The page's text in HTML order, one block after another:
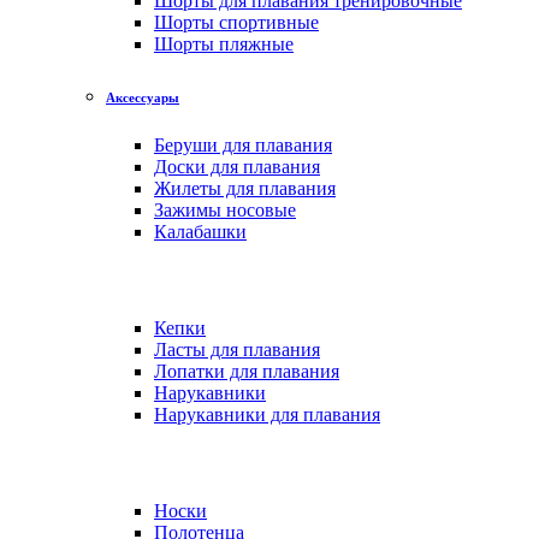
Шорты спортивные
Шорты пляжные
Аксессуары
Беруши для плавания
Доски для плавания
Жилеты для плавания
Зажимы носовые
Калабашки
Кепки
Ласты для плавания
Лопатки для плавания
Нарукавники
Нарукавники для плавания
Носки
Полотенца